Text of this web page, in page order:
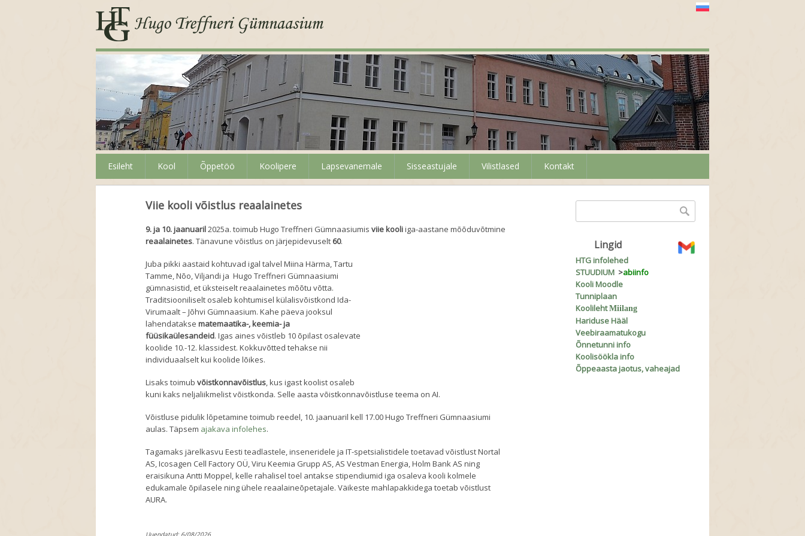
Esileht Kool Õppetöö Koolipere Lapsevanemale Sisseastujale Vilistlased Kontakt
Viie kooli võistlus reaalainetes
9. ja 10. jaanuaril2025a. toimub Hugo Treffneri Gümnaasiumisviie kooliiga-aastane mõõduvõtmine
reaalainetes. Tänavune võistlus on järjepidevuselt 60.
Juba pikki aastaid kohtuvad igal talvel Miina Härma, Tartu
Tamme, Nõo, Viljandi ja Hugo Treffneri Gümnaasiumi
gümnasistid, et üksteiselt reaalainetes mõõtu võtta.
Traditsiooniliselt osaleb kohtumisel külalisvõistkond Ida-
Virumaalt – Jõhvi Gümnaasium. Kahe päeva jooksul
lahendataksematemaatika-, keemia- ja
füüsikaülesandeid. Igas aines võistleb 10 õpilast osalevate
koolide 10.-12. klassidest. Kokkuvõtted tehakse nii
individuaalselt kui koolide lõikes.
Lisaks toimubvõistkonnavõistlus, kus igast koolist osaleb
kuni kaks neljaliikmelist võistkonda. Selle aasta võistkonnavõistluse teema on AI.
Võistluse pidulik lõpetamine toimub reedel, 10. jaanuaril kell 17.00 Hugo Treffneri Gümnaasiumi
aulas. Täpsem ajakava infolehes.
Tagamaks järelkasvu Eesti teadlastele, inseneridele ja IT-spetsialistidele toetavad võistlust Nortal
AS, Icosagen Cell Factory OÜ, Viru Keemia Grupp AS, AS Vestman Energia, Holm Bank AS ning
eraisikuna Antti Moppel, kelle rahalisel toel antakse stipendiumid iga osaleva kooli kolmele
edukamale õpilasele ning ühele reaalaineõpetajale. Väikeste mahlapakkidega toetab võistlust
AURA.
Otsinguvorm
Lingid
HTG infolehed
STUUDIUM >abiinfo
Kooli Moodle
Tunniplaan
KoolilehtMiilang
Hariduse Hääl
Veebiraamatukogu
Õnnetunni info
Koolisöökla info
Õppeaasta jaotus, vaheajad